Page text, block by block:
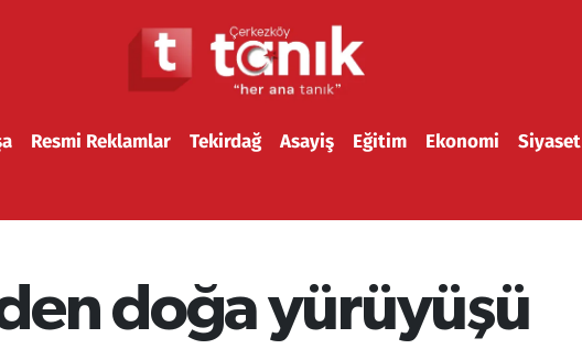
Resmi Reklamlar Tekirdağ Asayiş Eğitim Ekonomi Siyaset
doğa yürüyüşü